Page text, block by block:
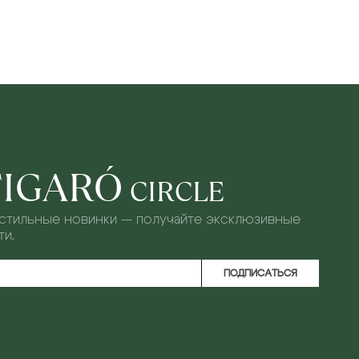
CIRCLE
новинки — получайте эксклюзивные
ПОДПИСАТЬСЯ